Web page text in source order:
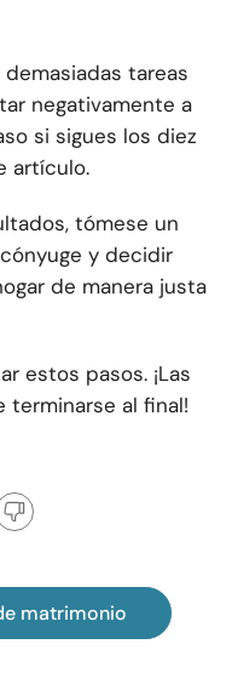
tareas
negativamente a
si sigues los diez
artículo.
tómese un
y decidir
de manera justa
estos pasos. ¡Las
al final!
matrimonio